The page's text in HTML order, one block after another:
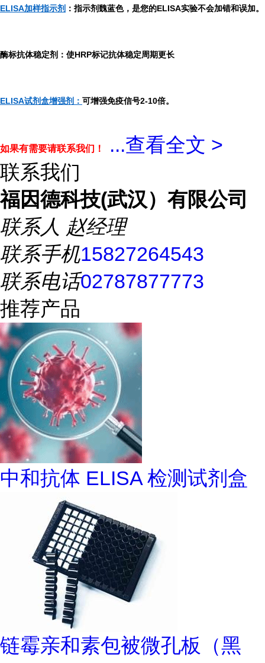
ELISA加样指示剂 ：指示剂魏蓝色，是您的ELISA实验不会加错和误加。
酶标抗体稳定剂：使HRP标记抗体稳定周期更长
ELISA试剂盒增强剂： 可增强免疫信号2-10倍。
如果有需要请联系我们！ ...查看全文 >
联系我们
福因德科技(武汉）有限公司
联系人 赵经理
联系手机15827264543
联系电话02787877773
推荐产品
中和抗体 ELISA 检测试剂盒
链霉亲和素包被微孔板（黑